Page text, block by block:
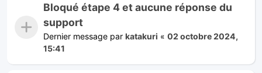
Bloqué étape 4 et aucune réponse du
support
Dernier message par katakuri « 02 octobre 2024,
15:41